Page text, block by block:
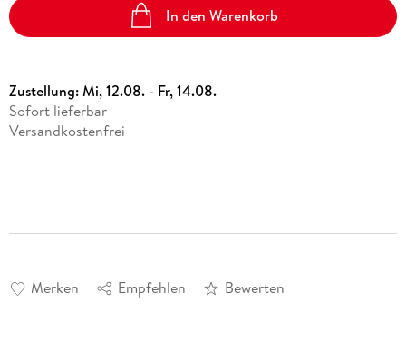
In den Warenkorb
Zustellung:Mi, 12.08. - Fr, 14.08.
Sofort lieferbar
Versandkostenfrei
Merken Empfehlen Bewerten